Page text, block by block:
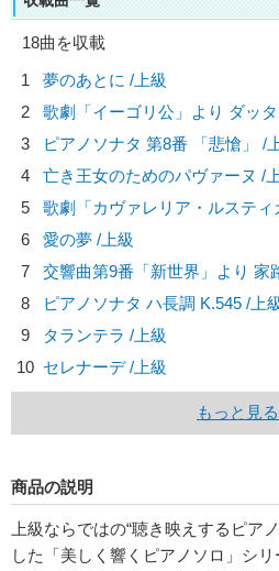
18曲を収載
1
夢のあとに /上級
2
歌劇「イーゴリ公」より ダッ
3
ピアノソナタ 第8番 「悲愴」 /
4
亡き王女のためのパヴァーヌ /
5
歌劇「カヴァレリア・ルステ
6
愛の夢 /上級
7
交響曲第9番「新世界」より 家
8
ピアノソナタ ハ長調 K.545 /上
9
タランテラ /上級
10 セレナーデ /上級
もっと見る
商品の説明
上級ならではの“聴き映えするピア
した「美しく響くピアノソロ」シ